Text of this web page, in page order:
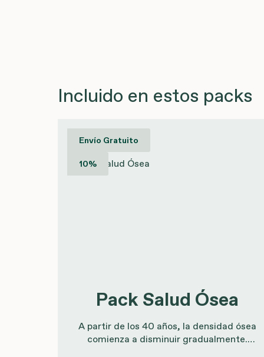
Incluido en estos packs
Envío Gratuito
10%
Pack Salud Ósea
A partir de los 40 años, la densidad ósea
comienza a disminuir gradualmente.